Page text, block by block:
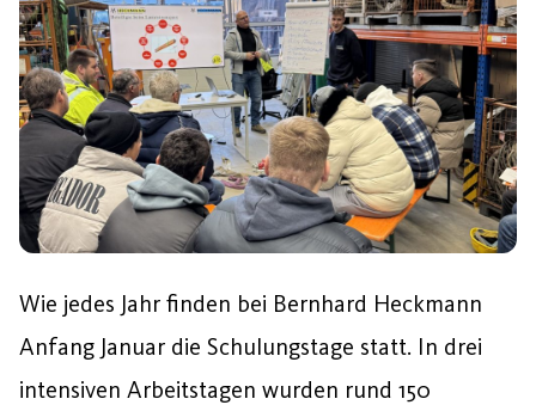
Wie jedes Jahr finden bei Bernhard Heckmann
Anfang Januar die Schulungstage statt. In drei
intensiven Arbeitstagen wurden rund 150